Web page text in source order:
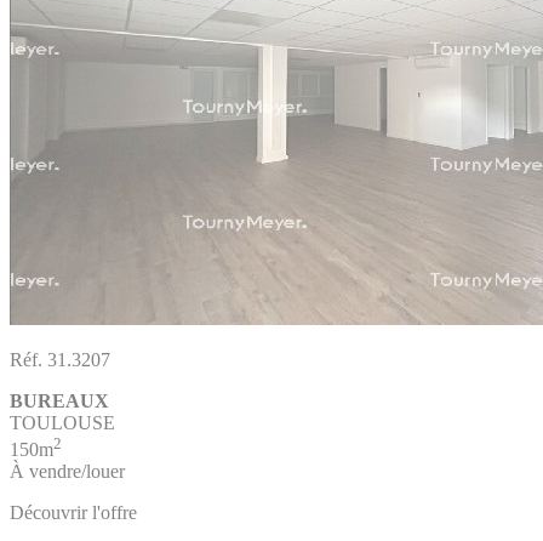
Réf. 31.3207
BUREAUX
TOULOUSE
150m2
À vendre/louer
Découvrir l'offre